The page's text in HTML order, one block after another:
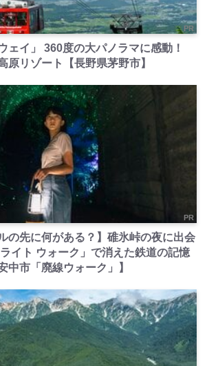
PR
ェイ」 360度の大パノラマに感動！
原リゾート【長野県茅野市】
PR
の先に何がある？】碓氷峠の夜に出会
イト ウォーク」で消えた鉄道の記憶
中市「廃線ウォーク」】